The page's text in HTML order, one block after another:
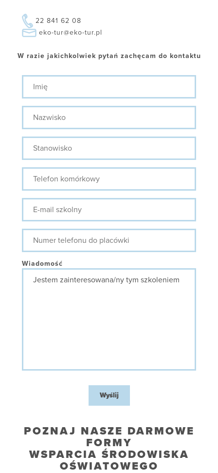
22 841 62 08
eko-tur@eko-tur.pl
W razie jakichkolwiek pytań zachęcam do kontaktu
Imię
Nazwisko
Stanowisko
Telefon
komórkowy
E-
mail
szkolny
Numer
telefonu
do
Wiadomość
Wyślij
POZNAJ NASZE DARMOWE
FORMY
WSPARCIA ŚRODOWISKA
OŚWIATOWEGO